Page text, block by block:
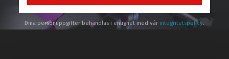
Dina personuppgifter behandlas i enlighet med vår integritetspolicy.